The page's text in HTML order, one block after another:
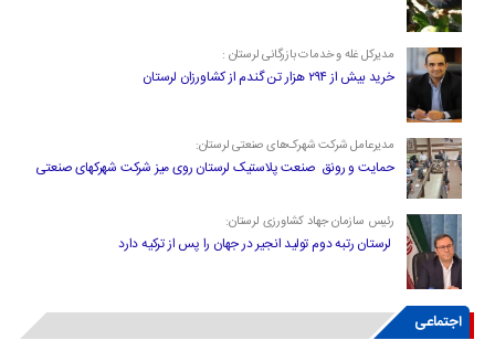
مدیرکل غله و خدمات بازرگانی لرستان :
خرید بیش از ۲۹۴ هزار تن گندم از کشاورزان لرستان
مدیرعامل شرکت شهرک‌های صنعتی لرستان:
حمایت و رونق صنعت پلاستیک لرستان روی میز شرکت شهرکهای صنعتی
رئیس سازمان جهاد کشاورزی لرستان:
لرستان رتبه دوم تولید انجیر در جهان را پس از ترکیه دارد
اجتماعی